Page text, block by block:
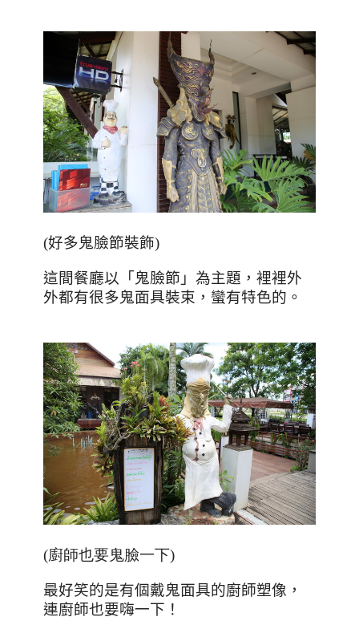
(好多鬼臉節裝飾)
這間餐廳以「鬼臉節」為主題，裡裡外
外都有很多鬼面具裝束，蠻有特色的。
(廚師也要鬼臉一下)
最好笑的是有個戴鬼面具的廚師塑像，
連廚師也要嗨一下！